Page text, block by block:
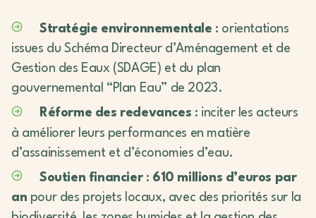
Stratégie environnementale : orientations
issues du Schéma Directeur d’Aménagement et de
Gestion des Eaux (SDAGE) et du plan
gouvernemental “Plan Eau” de 2023.
Réforme des redevances : inciter les acteurs
à améliorer leurs performances en matière
d’assainissement et d’économies d’eau.
Soutien financier: 610 millions d’euros par
an pour des projets locaux, avec des priorités sur la